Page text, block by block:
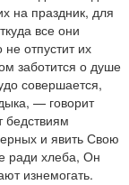
на праздник, для
все они
отпустит их
заботится о душе
совершается,
— говорит
бедствиям
и явить Свою
ради хлеба, Он
изнемогать.